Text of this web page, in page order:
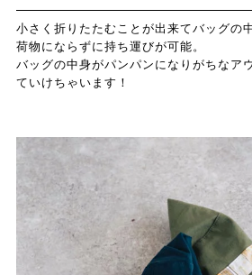
小さく折りたたむことが出来てバッグの
荷物にならずに持ち運びが可能。
バッグの中身がパンパンになりがちなア
ていけちゃいます！